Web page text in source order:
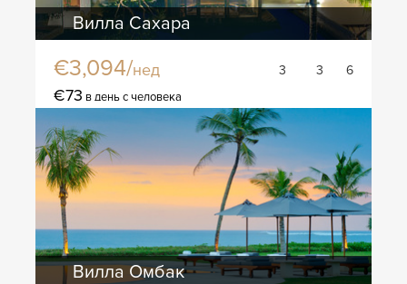
Вилла Сахара
€3,094/нед 3 3 6
€73 в день с человека
Вилла Омбак